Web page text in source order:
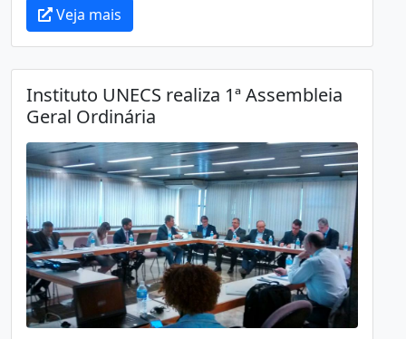
Veja mais
Instituto UNECS realiza 1ª Assembleia
Geral Ordinária